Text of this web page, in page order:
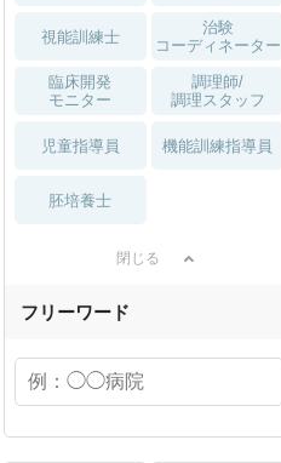
視能訓練士
治験
コーディネーター
臨床開発
モニター
調理師/
調理スタッフ
児童指導員 機能訓練指導員
胚培養士
閉じる
フリーワード